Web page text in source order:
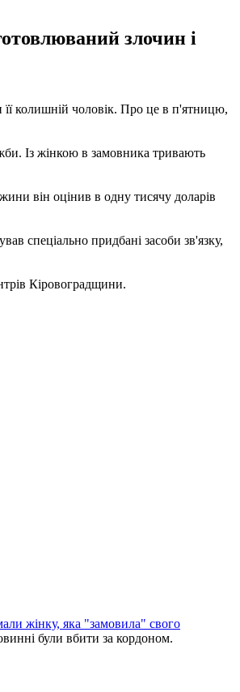
злочин і
її колишній чоловік. Про це в п'ятницю,
Із жінкою в замовника тривають
він оцінив в одну тисячу доларів
спеціально придбані засоби зв'язку,
Кіровоградщини.
жінку, яка "замовила" свого
були вбити за кордоном.